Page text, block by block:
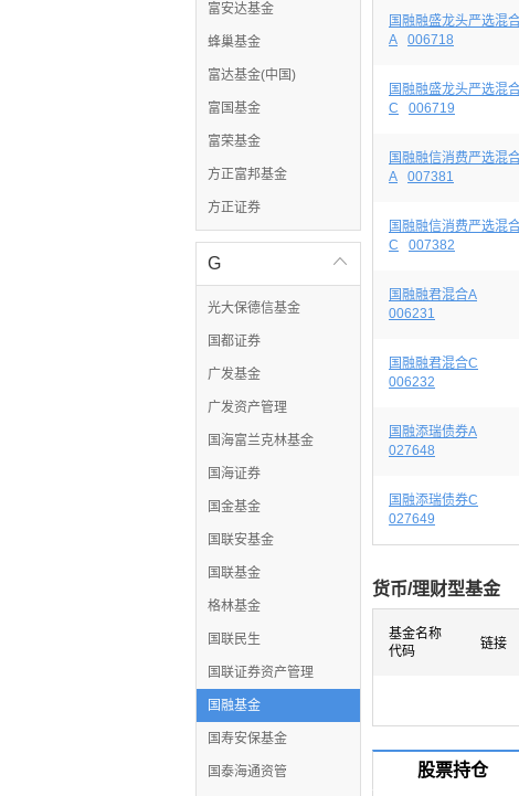
富安达基金
蜂巢基金
富达基金(中国)
富国基金
富荣基金
方正富邦基金
方正证券

G
光大保德信基金
国都证券
广发基金
广发资产管理
国海富兰克林基金
国海证券
国金基金
国联安基金
国联基金
格林基金
国联民生
国联证券资产管理
国融基金
国寿安保基金
国泰海通资管
国融融盛龙头严选混
A
006718
国融融盛龙头严选混
C
006719
国融融信消费严选混
A
007381
国融融信消费严选混
C
007382
国融融君混合A
006231
国融融君混合C
006232
国融添瑞债券A
027648
国融添瑞债券C
027649
货币/理财型基金
基金名称
代码
链接
股票持仓